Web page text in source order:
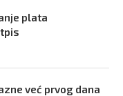
plata
već prvog dana